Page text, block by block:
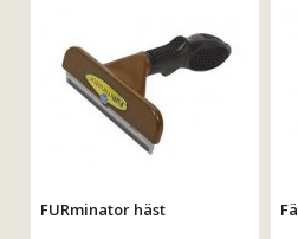
FURminator häst